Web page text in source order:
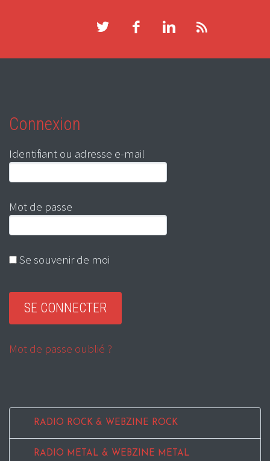
Connexion
Identifiant ou adresse e-mail
Mot de passe
Se souvenir de moi
Mot de passe oublié ?
RADIO ROCK & WEBZINE ROCK
RADIO METAL & WEBZINE METAL